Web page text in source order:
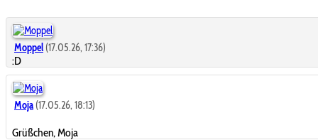
Moppel (17.05.26, 17:36)
:D
Moja (17.05.26, 18:13)
Grüßchen, Moja